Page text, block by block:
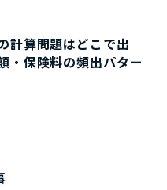
計算問題はどこで出
・保険料の頻出パター